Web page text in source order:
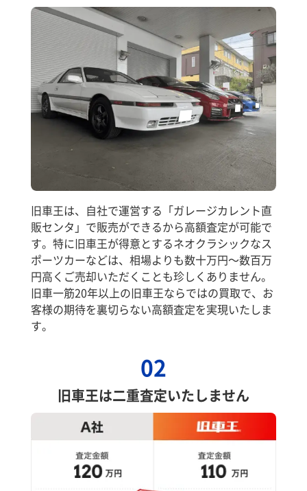
旧車王は、自社で運営する「ガレージカレント直
販センタ」で販売ができるから高額査定が可能で
す。特に旧車王が得意とするネオクラシックなス
ポーツカーなどは、相場よりも数十万円～数百万
円高くご売却いただくことも珍しくありません。
旧車一筋20年以上の旧車王ならではの買取で、お
客様の期待を裏切らない高額査定を実現いたしま
す。
02
旧車王は二重査定いたしません